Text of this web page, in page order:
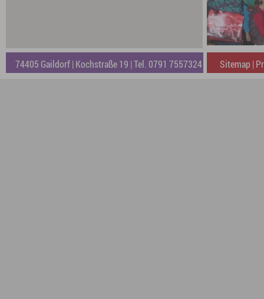
74405 Gaildorf | Kochstraße 19 | Tel. 0791 7557324 Sitemap |